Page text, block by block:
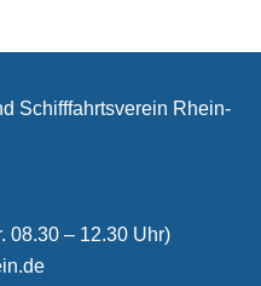
Schifffahrtsverein Rhein-
08.30 – 12.30 Uhr)